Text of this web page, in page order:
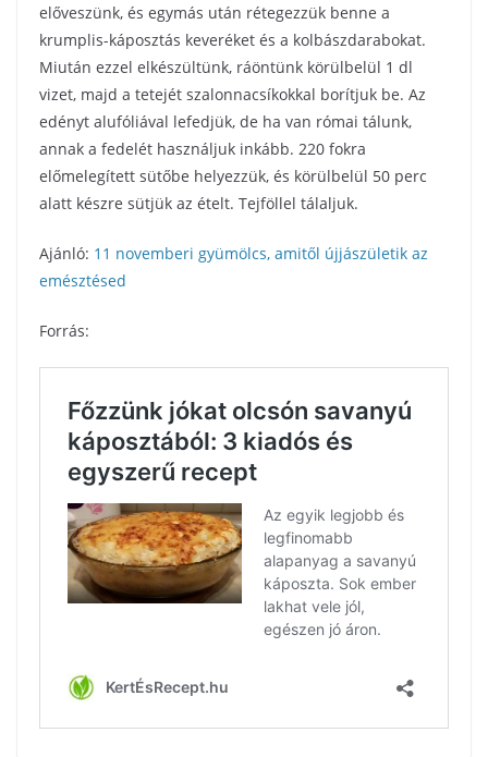
előveszünk, és egymás után rétegezzük benne a
krumplis-káposztás keveréket és a kolbászdarabokat.
Miután ezzel elkészültünk, ráöntünk körülbelül 1 dl
vizet, majd a tetejét szalonnacsíkokkal borítjuk be. Az
edényt alufóliával lefedjük, de ha van római tálunk,
annak a fedelét használjuk inkább. 220 fokra
előmelegített sütőbe helyezzük, és körülbelül 50 perc
alatt készre sütjük az ételt. Tejföllel tálaljuk.
Ajánló: 11 novemberi gyümölcs, amitől újjászületik az
emésztésed
Forrás: